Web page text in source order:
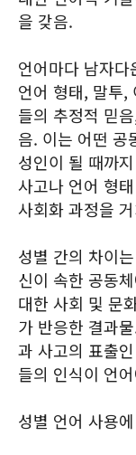
을 갖음.
언어마다 남자
언어 형태, 말투,
들의 추정적 믿
음. 이는 어떤 공
성인이 될 때까
사고나 언어 형
사회화 과정을
성별 간의 차이
신이 속한 공동
대한 사회 및 문
가 반응한 결과
과 사고의 표출
들의 인식이 언
성별 언어 사용